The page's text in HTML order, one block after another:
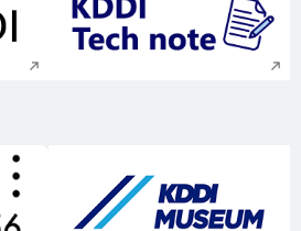
ウで開く 新規ウィンドウで
ウで開く 新規ウィンドウで